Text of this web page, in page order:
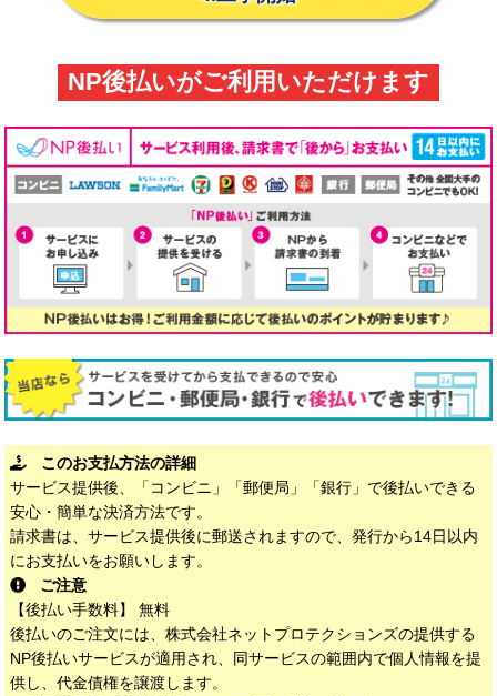
NP後払いがご利用いただけます
このお支払方法の詳細
サービス提供後、「コンビニ」「郵便局」「銀行」で後払いできる
安心・簡単な決済方法です。
請求書は、サービス提供後に郵送されますので、発行から14日以内
にお支払いをお願いします。
ご注意
【後払い手数料】 無料
後払いのご注文には、株式会社ネットプロテクションズの提供する
NP後払いサービスが適用され、同サービスの範囲内で個人情報を提
供し、代金債権を譲渡します。